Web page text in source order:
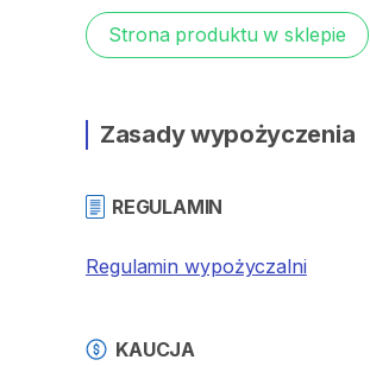
Strona produktu w sklepie
Zasady wypożyczenia
REGULAMIN
Regulamin wypożyczalni
KAUCJA